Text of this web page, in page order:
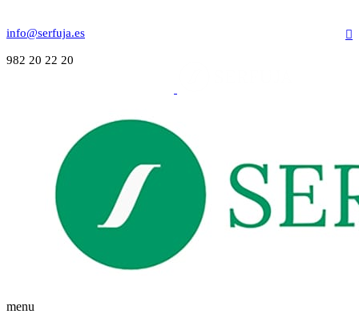
info@serfuja.es
982 20 22 20
menu